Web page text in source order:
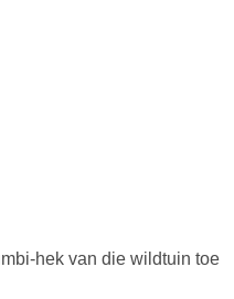
hek van die wildtuin toe